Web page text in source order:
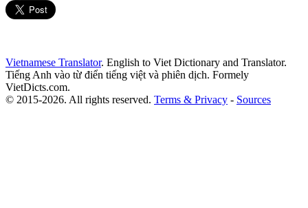
Vietnamese Translator. English to Viet Dictionary and Translator.
Tiếng Anh vào từ điển tiếng việt và phiên dịch. Formely
VietDicts.com.
© 2015-2026. All rights reserved. Terms & Privacy - Sources